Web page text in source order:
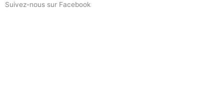
Suivez-nous sur Facebook